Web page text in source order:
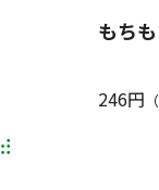
もち
246円